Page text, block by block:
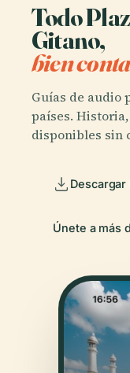
Todo
Gitano,
bien
Guías de audio
países.
disponibles sin
Descargar
Únete a más